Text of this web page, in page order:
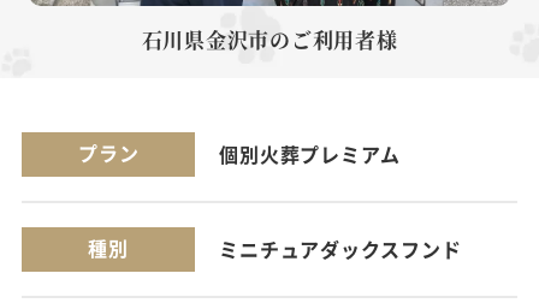
石川県金沢市のご利用者様
プラン 個別火葬プレミアム
種別 ミニチュアダックスフンド